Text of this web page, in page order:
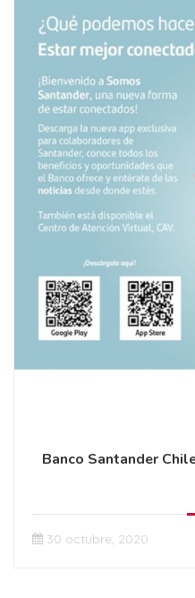
Banco Santander
30 octubre, 2020